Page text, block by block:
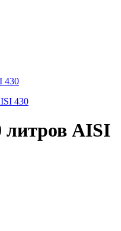
430
литров AISI